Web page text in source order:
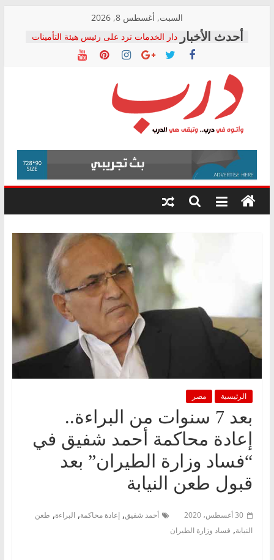
content
السبت, أغسطس 8, 2026
دار الخدمات ترد على رئيس هيئة التأمينات
بعد مؤتمره الصحفي: إنكار الأزمة لا ينهي
معاناة أصحاب المعاشات.. ونطالب بكشف
فرحات سليمان يكتب: القطاع الصحي إلى
أين؟
حزب التحالف الشعبي يطلق لجنة “الحق
في الصحة” بالإسكندرية لرصد الانتهاكات
ودعم المرضى
الوزاري لمدينة الصحفيين.. وانتهاء أعمال
إنشاء المبنى الإداري
المجلس القومي لحقوق الإنسان يعلن
متابعة قضية الدكتور محمد زهران.. ويؤكد:
قرينة البراءة وضمانات المحاكمة العادلة
درب
وأتوه
درب..
وتبقى
هي
الرئيسية مصر
بعد 7 سنوات من البراءة..
إعادة محاكمة أحمد شفيق في
“فساد وزارة الطيران” بعد
قبول طعن النيابة
30 أغسطس، 2020 أحمد شفيق, إعادة محاكمة, البراءة, طعن
النيابة, فساد وزارة الطيران